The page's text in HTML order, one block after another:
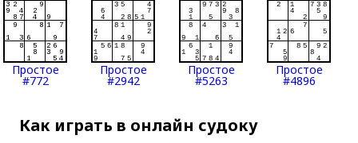
Простое
#772
Простое
#2942
Простое
#5263
Простое
#4896
Как играть в онлайн судоку